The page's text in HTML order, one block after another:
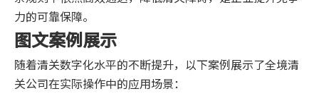
力的可靠保障。
图文案例展示
随着清关数字化水平的不断提升，以下案例展示了全境清
关公司在实际操作中的应用场景：